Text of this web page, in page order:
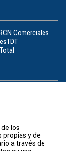
Comerciales
TDT
los
propias y de
a través de